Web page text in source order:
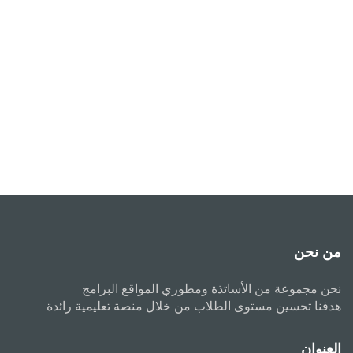
من نحن
نحن مجموعة من الأساتذة ومطوري المواقع البرامج
هدفنا تحسين مستوى الطلاب من خلال منصة تعليمية رائدة
العنوان